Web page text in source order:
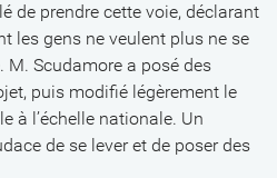
de prendre cette voie, déclarant
les gens ne veulent plus ne se
Scudamore a posé des
puis modifié légèrement le
à l’échelle nationale. Un
de se lever et de poser des